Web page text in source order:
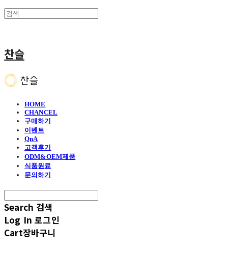
찬슬
HOME
CHANCEL
구매하기
이벤트
QnA
고객후기
ODM&OEM제품
식품원료
문의하기
Search 검색
Log In 로그인
Cart장바구니